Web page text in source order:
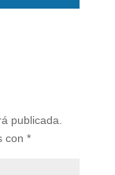
publicada.
con *